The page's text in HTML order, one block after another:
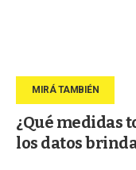
¿Qué medidas
los datos